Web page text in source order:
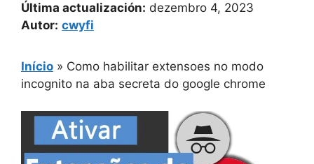
Última actualización: dezembro 4, 2023
Autor: cwyfi
Início » Como habilitar extensoes no modo
incognito na aba secreta do google chrome